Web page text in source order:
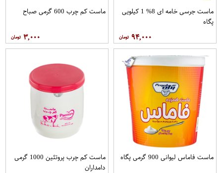
ماست جرسی خامه ای 8% 1 کیلویی
پگاه
۹۴,۰۰۰
ماست کم چرب 600 گرمی صباح
۳,۰۰۰
ماست فاماس لیوانی 900 گرمی پگاه
ماست کم چرب پروتئین 1000 گرمی
دامداران